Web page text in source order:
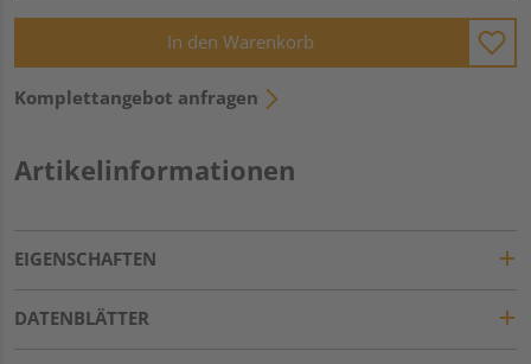
In den Warenkorb
Komplettangebot anfragen
Artikelinformationen
EIGENSCHAFTEN
DATENBLÄTTER